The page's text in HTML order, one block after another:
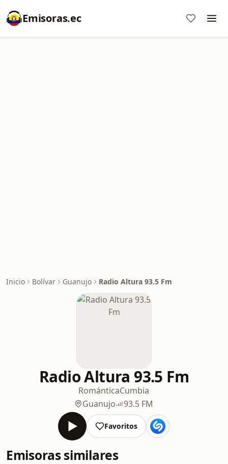
Emisoras.ec
Inicio Bolívar Guanujo Radio Altura 93.5 Fm
Radio Altura 93.5 Fm
RománticaCumbia
Guanujo
93.5 FM
Favoritos
Emisoras similares